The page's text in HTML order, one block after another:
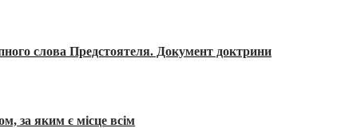
слова Предстоятеля. Документ доктрини
за яким є місце всім